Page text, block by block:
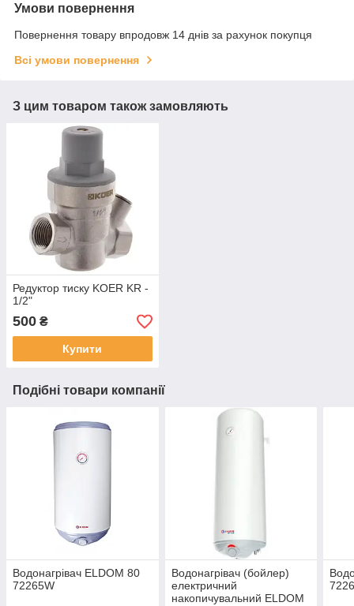
Умови повернення
Повернення товару впродовж 14 днів за рахунок покупця
Всі умови повернення
З цим товаром також замовляють
Редуктор тиску KOER KR -
1/2"
500 ₴
Купити
Подібні товари компанії
Водонагрівач ELDOM 80
72265W
Водонагрівач (бойлер)
електричний
накопичувальний ELDOM